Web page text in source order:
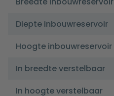
Diepte inbouwreservoir
Hoogte inbouwreservoir
In breedte verstelbaar
In hoogte verstelbaar